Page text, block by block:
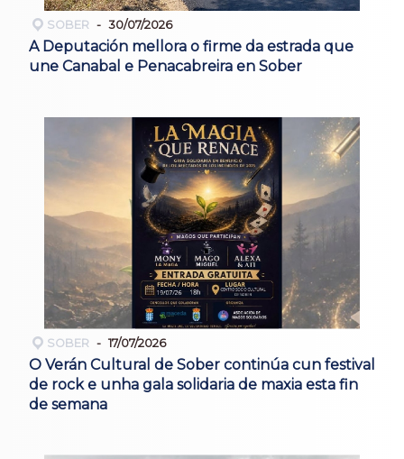
SOBER 30/07/2026
A Deputación mellora o firme da estrada que
une Canabal e Penacabreira en Sober
SOBER 17/07/2026
O Verán Cultural de Sober continúa cun festival
de rock e unha gala solidaria de maxia esta fin
de semana